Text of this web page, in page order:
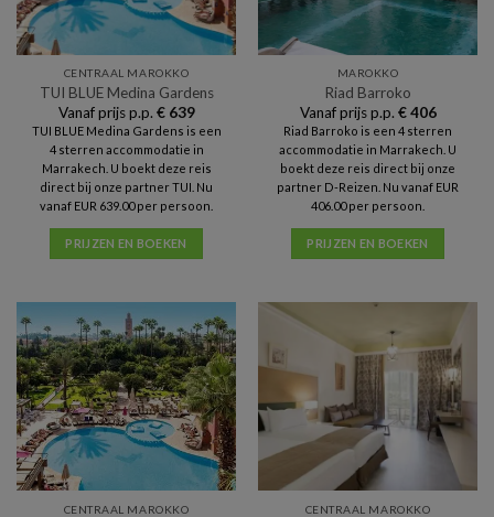
CENTRAAL MAROKKO
TUI BLUE Medina Gardens
Vanaf prijs p.p. €639
TUI BLUE Medina Gardens is een
4 sterren accommodatie in
Marrakech. U boekt deze reis
direct bij onze partner TUI. Nu
vanaf EUR 639.00 per persoon.
PRIJZEN EN BOEKEN
MAROKKO
Riad Barroko
Vanaf prijs p.p. €406
Riad Barroko is een 4 sterren
accommodatie in Marrakech. U
boekt deze reis direct bij onze
partner D-Reizen. Nu vanaf EUR
406.00 per persoon.
PRIJZEN EN BOEKEN
CENTRAAL MAROKKO CENTRAAL MAROKKO